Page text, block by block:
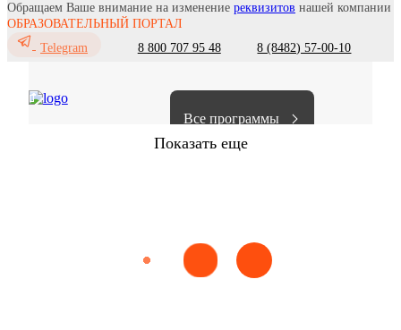
Обращаем Ваше внимание на изменение реквизитов нашей компании
ОБРАЗОВАТЕЛЬНЫЙ ПОРТАЛ
Telegram
8 800 707 95 48 8 (8482) 57-00-10
Все программы
Показать еще
Эпидемиология Медицинская помощь
Выберите направление